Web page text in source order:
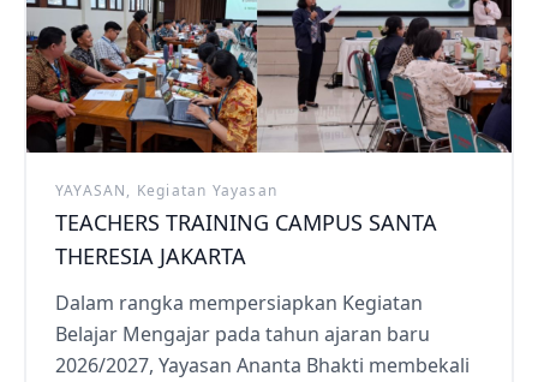
YAYASAN, Kegiatan Yayasan
TEACHERS TRAINING CAMPUS SANTA
THERESIA JAKARTA
Dalam rangka mempersiapkan Kegiatan
Belajar Mengajar pada tahun ajaran baru
2026/2027, Yayasan Ananta Bhakti membekali